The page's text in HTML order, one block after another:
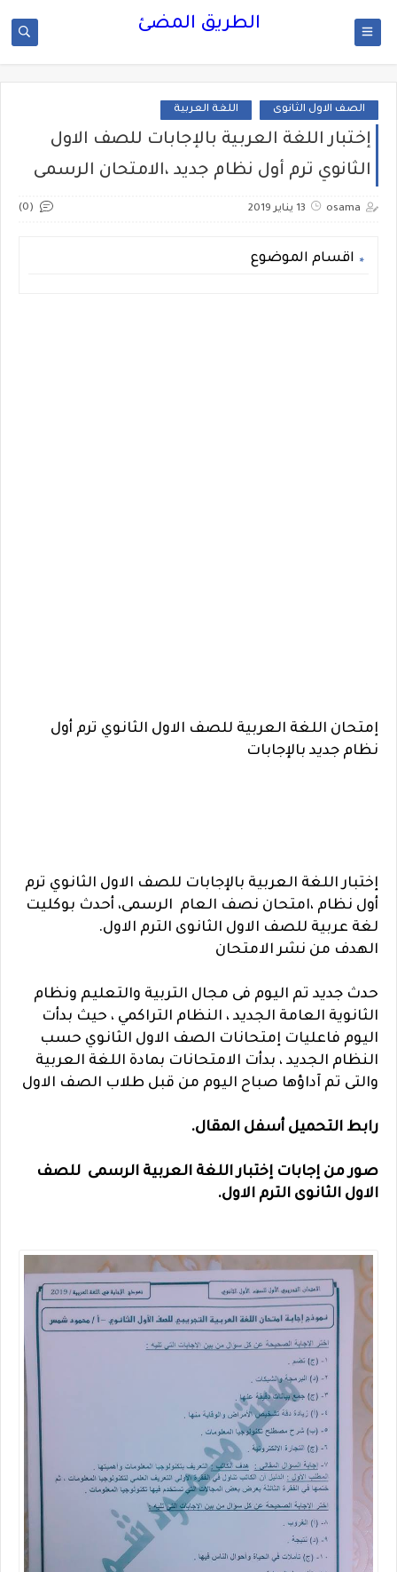
الطريق المضئ
الصف الاول الثانوى اللغة العربية
إختبار اللغة العربية بالإجابات للصف الاول
الثانوي ترم أول نظام جديد ،الامتحان الرسمى
osama 13 يناير 2019 (0)
اقسام الموضوع
إمتحان اللغة العربية للصف الاول الثانوي ترم أول
نظام جديد بالإجابات
إختبار اللغة العربية بالإجابات للصف الاول الثانوي ترم
أول نظام ،امتحان نصف العام الرسمى، أحدث بوكليت
لغة عربية للصف الاول الثانوى الترم الاول.
الهدف من نشر الامتحان
حدث جديد تم اليوم فى مجال التربية والتعليم ونظام
الثانوية العامة الجديد ، النظام التراكمي ، حيث بدأت
اليوم فاعليات إمتحانات الصف الاول الثانوي حسب
النظام الجديد ، بدأت الامتحانات بمادة اللغة العربية
والتى تم آداؤها صباح اليوم من قبل طلاب الصف الاول
رابط التحميل أسفل المقال.
صور من إجابات إختبار اللغة العربية الرسمى للصف
الاول الثانوى الترم الاول.